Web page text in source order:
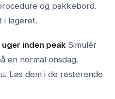
og pakkebord.
i lageret.
inden peak Simulér
en normal onsdag.
Løs dem i de resterende